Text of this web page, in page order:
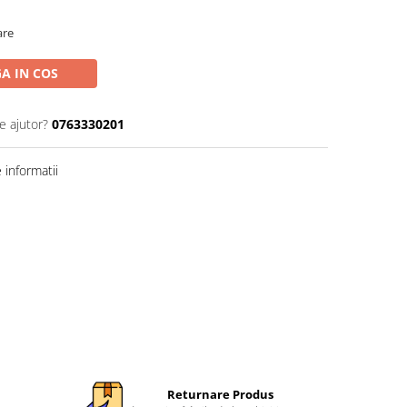
IN COS
ajutor? 0763330201
informatii
Returnare Produs